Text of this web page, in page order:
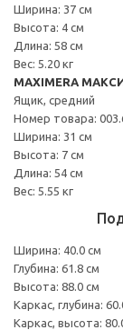
Ширина: 37 см
Высота: 4 см
Длина: 58 см
Вес: 5.20 кг
MAXIMERA
Ящик, средний
Номер товара:
Ширина: 31 см
Высота: 7 см
Длина: 54 см
Вес: 5.55 кг
Ширина: 40.0 см
Глубина: 61.8 см
Высота: 88.0 см
Каркас, глубина:
Каркас, высота: